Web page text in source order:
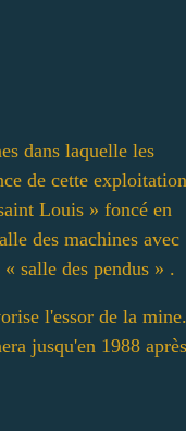
dans laquelle les
de cette exploitation
Louis » foncé en
des machines avec
salle des pendus » .
l'essor de la mine.
jusqu'en 1988 après